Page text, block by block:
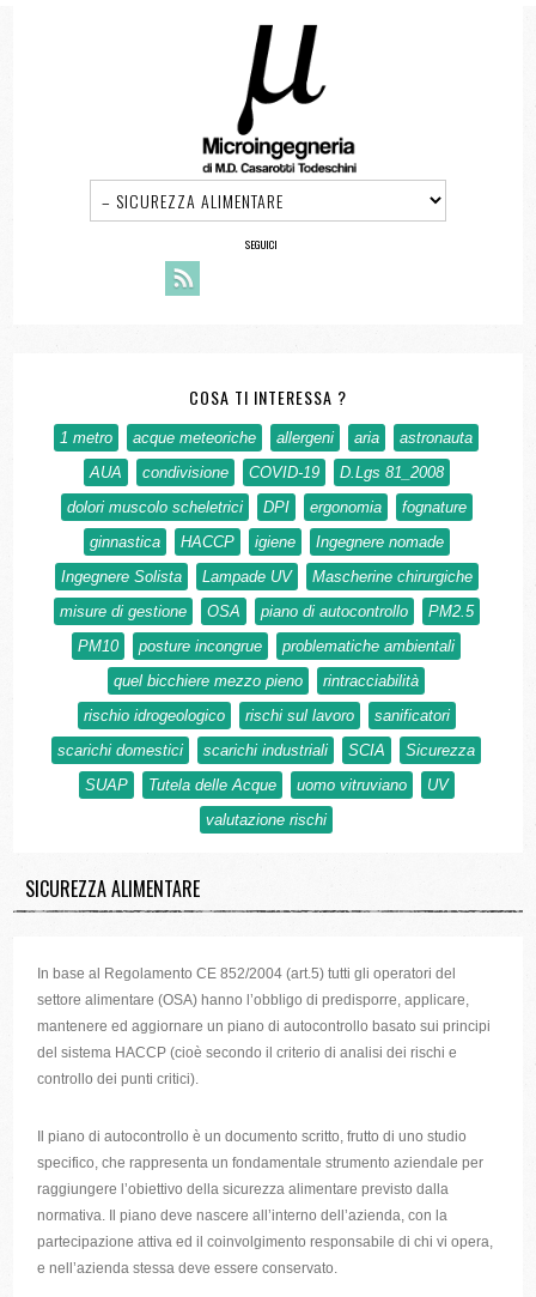
SEGUICI
COSA TI INTERESSA ?
1 metro acque meteoriche allergeni aria
astronauta
AUA
condivisione COVID-19
D.Lgs 81_2008
dolori muscolo scheletrici
DPI ergonomia
fognature
ginnastica
HACCP igiene
Ingegnere nomade
Ingegnere Solista
Lampade UV
Mascherine chirurgiche
misure di gestione
OSA piano di autocontrollo
PM2.5
PM10
posture incongrue
problematiche ambientali
quel bicchiere mezzo pieno
rintracciabilità
rischio idrogeologico
rischi sul lavoro
sanificatori
scarichi domestici
scarichi industriali SCIA
Sicurezza
SUAP
Tutela delle Acque uomo vitruviano
UV
valutazione rischi
SICUREZZA ALIMENTARE
In base al Regolamento CE 852/2004 (art.5) tutti gli operatori del
settore alimentare (OSA) hanno l’obbligo di predisporre, applicare,
mantenere ed aggiornare un piano di autocontrollo basato sui principi
del sistema HACCP (cioè secondo il criterio di analisi dei rischi e
controllo dei punti critici).
Il piano di autocontrollo è un documento scritto, frutto di uno studio
specifico, che rappresenta un fondamentale strumento aziendale per
raggiungere l’obiettivo della sicurezza alimentare previsto dalla
normativa. Il piano deve nascere all’interno dell’azienda, con la
partecipazione attiva ed il coinvolgimento responsabile di chi vi opera,
e nell’azienda stessa deve essere conservato.